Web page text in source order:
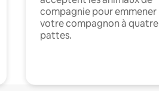
compagnie pour emmener
votre compagnon à quatre
pattes.